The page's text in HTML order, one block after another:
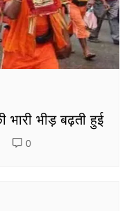
भारी भीड़ बढ़ती हुई
0